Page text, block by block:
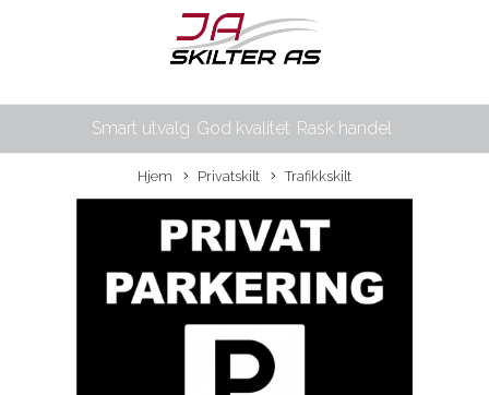
Smart utvalg God kvalitet Rask handel
Hjem Privatskilt Trafikkskilt